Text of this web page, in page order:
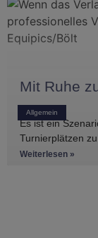
Allgemein
Mit Ruhe
Es ist ein
Turnierplätzen
den Anhänger zu
Weiterlesen »